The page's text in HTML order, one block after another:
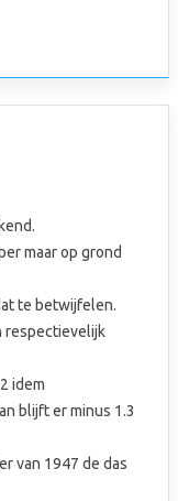
maar op grond
te betwijfelen.
respectievelijk
idem
blijft er minus 1.3
van 1947 de das